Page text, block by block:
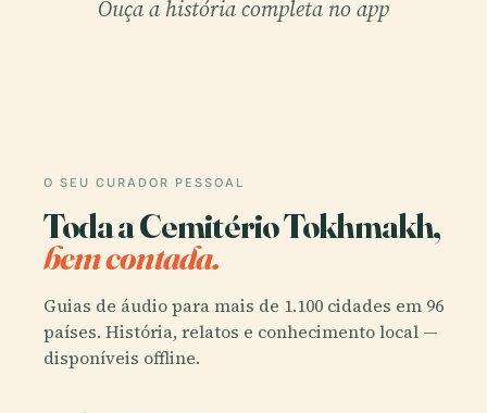
Ouça a história completa no app
O SEU CURADOR PESSOAL
Toda a Cemitério Tokhmakh,
bem contada.
Guias de áudio para mais de 1.100 cidades em 96
países. História, relatos e conhecimento local —
disponíveis offline.